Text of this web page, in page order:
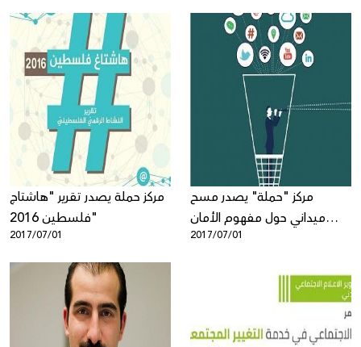
خلال العام 2015"
مركز حملة يصدر تقرير "هاشتاج
فلسطين 2016"
2017/07/01
مركز "حملة" يصدر مسح
ميداني حول مفهوم الأمان
الرّقميّ بين الشّباب
2017/07/01